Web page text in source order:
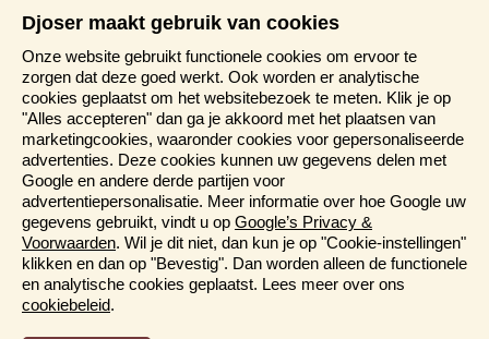
Disclaimer
Cookiebeleid
Privacy verklaring
Reis en boek met Djoser zekerheid
Meer weten?
Brochures aanvragen
Informatiedagen
Magazine
Aanmelden nieuwsbrief
Djoser maakt gebruik van cookies
Onze website gebruikt functionele cookies om ervoor te
zorgen dat deze goed werkt. Ook worden er analytische
cookies geplaatst om het websitebezoek te meten. Klik je op
"Alles accepteren" dan ga je akkoord met het plaatsen van
marketingcookies, waaronder cookies voor gepersonaliseerde
advertenties. Deze cookies kunnen uw gegevens delen met
Google en andere derde partijen voor
advertentiepersonalisatie. Meer informatie over hoe Google uw
gegevens gebruikt, vindt u op Google’s Privacy &
Voorwaarden. Wil je dit niet, dan kun je op "Cookie-instellingen"
klikken en dan op "Bevestig". Dan worden alleen de functionele
en analytische cookies geplaatst. Lees meer over ons
cookiebeleid.